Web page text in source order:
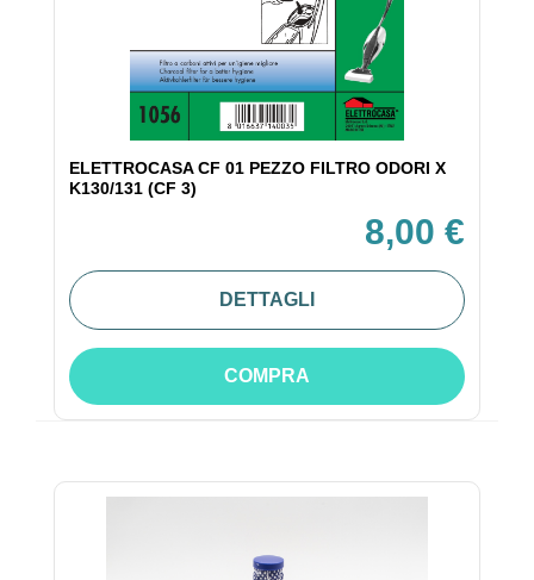
ELETTROCASA CF 01 PEZZO FILTRO ODORI X
K130/131 (CF 3)
8,00 €
DETTAGLI
COMPRA